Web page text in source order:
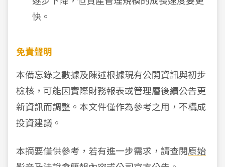
快。
免責聲明
本備忘錄之數據及陳述根據現有公開資訊與初步
檢核，可能因實際財務報表或管理層後續公告更
新資訊而調整。本文件僅作為參考之用，不構成
投資建議。
本摘要僅供參考，若有進一步需求，請查閱原始